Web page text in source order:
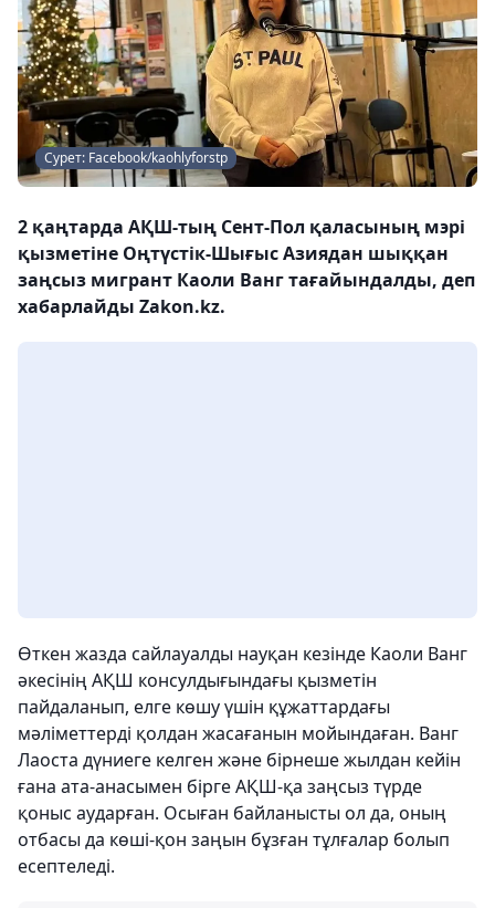
Сурет: Facebook/kaohlyforstp
2 қаңтарда АҚШ-тың Сент-Пол қаласының мэрі
қызметіне Оңтүстік-Шығыс Азиядан шыққан
заңсыз мигрант Каоли Ванг тағайындалды, деп
хабарлайды Zakon.kz.
Өткен жазда сайлауалды науқан кезінде Каоли Ванг
әкесінің АҚШ консулдығындағы қызметін
пайдаланып, елге көшу үшін құжаттардағы
мәліметтерді қолдан жасағанын мойындаған. Ванг
Лаоста дүниеге келген және бірнеше жылдан кейін
ғана ата-анасымен бірге АҚШ-қа заңсыз түрде
қоныс аударған. Осыған байланысты ол да, оның
отбасы да көші-қон заңын бұзған тұлғалар болып
есептеледі.